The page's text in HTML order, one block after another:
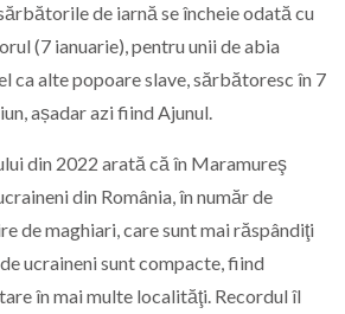
de iarnă se încheie odată cu
(7 ianuarie), pentru unii de abia
ca alte popoare slave, sărbătoresc în 7
așadar azi fiind Ajunul.
din 2022 arată că în Maramureş
din România, în număr de
de maghiari, care sunt mai răspândiţi
ucraineni sunt compacte, fiind
în mai multe localităţi. Recordul îl